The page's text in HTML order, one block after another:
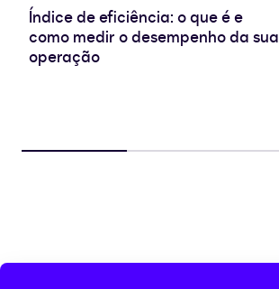
Índice de eficiência: o que é e
como medir o desempenho da sua
operação